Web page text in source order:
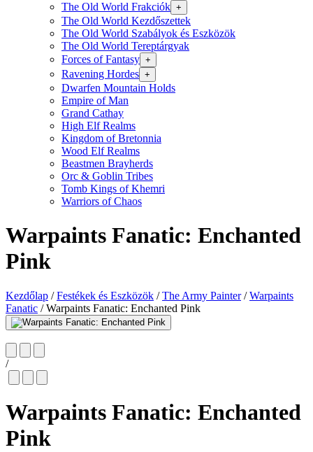
The Old World Frakciók +
The Old World Kezdőszettek
The Old World Szabályok és Eszközök
The Old World Tereptárgyak
Forces of Fantasy +
Ravening Hordes +
Dwarfen Mountain Holds
Empire of Man
Grand Cathay
High Elf Realms
Kingdom of Bretonnia
Wood Elf Realms
Beastmen Brayherds
Orc & Goblin Tribes
Tomb Kings of Khemri
Warriors of Chaos
Warpaints Fanatic: Enchanted
Pink
Kezdőlap / Festékek és Eszközök / The Army Painter / Warpaints
Fanatic /Warpaints Fanatic: Enchanted Pink
/
Warpaints Fanatic: Enchanted
Pink